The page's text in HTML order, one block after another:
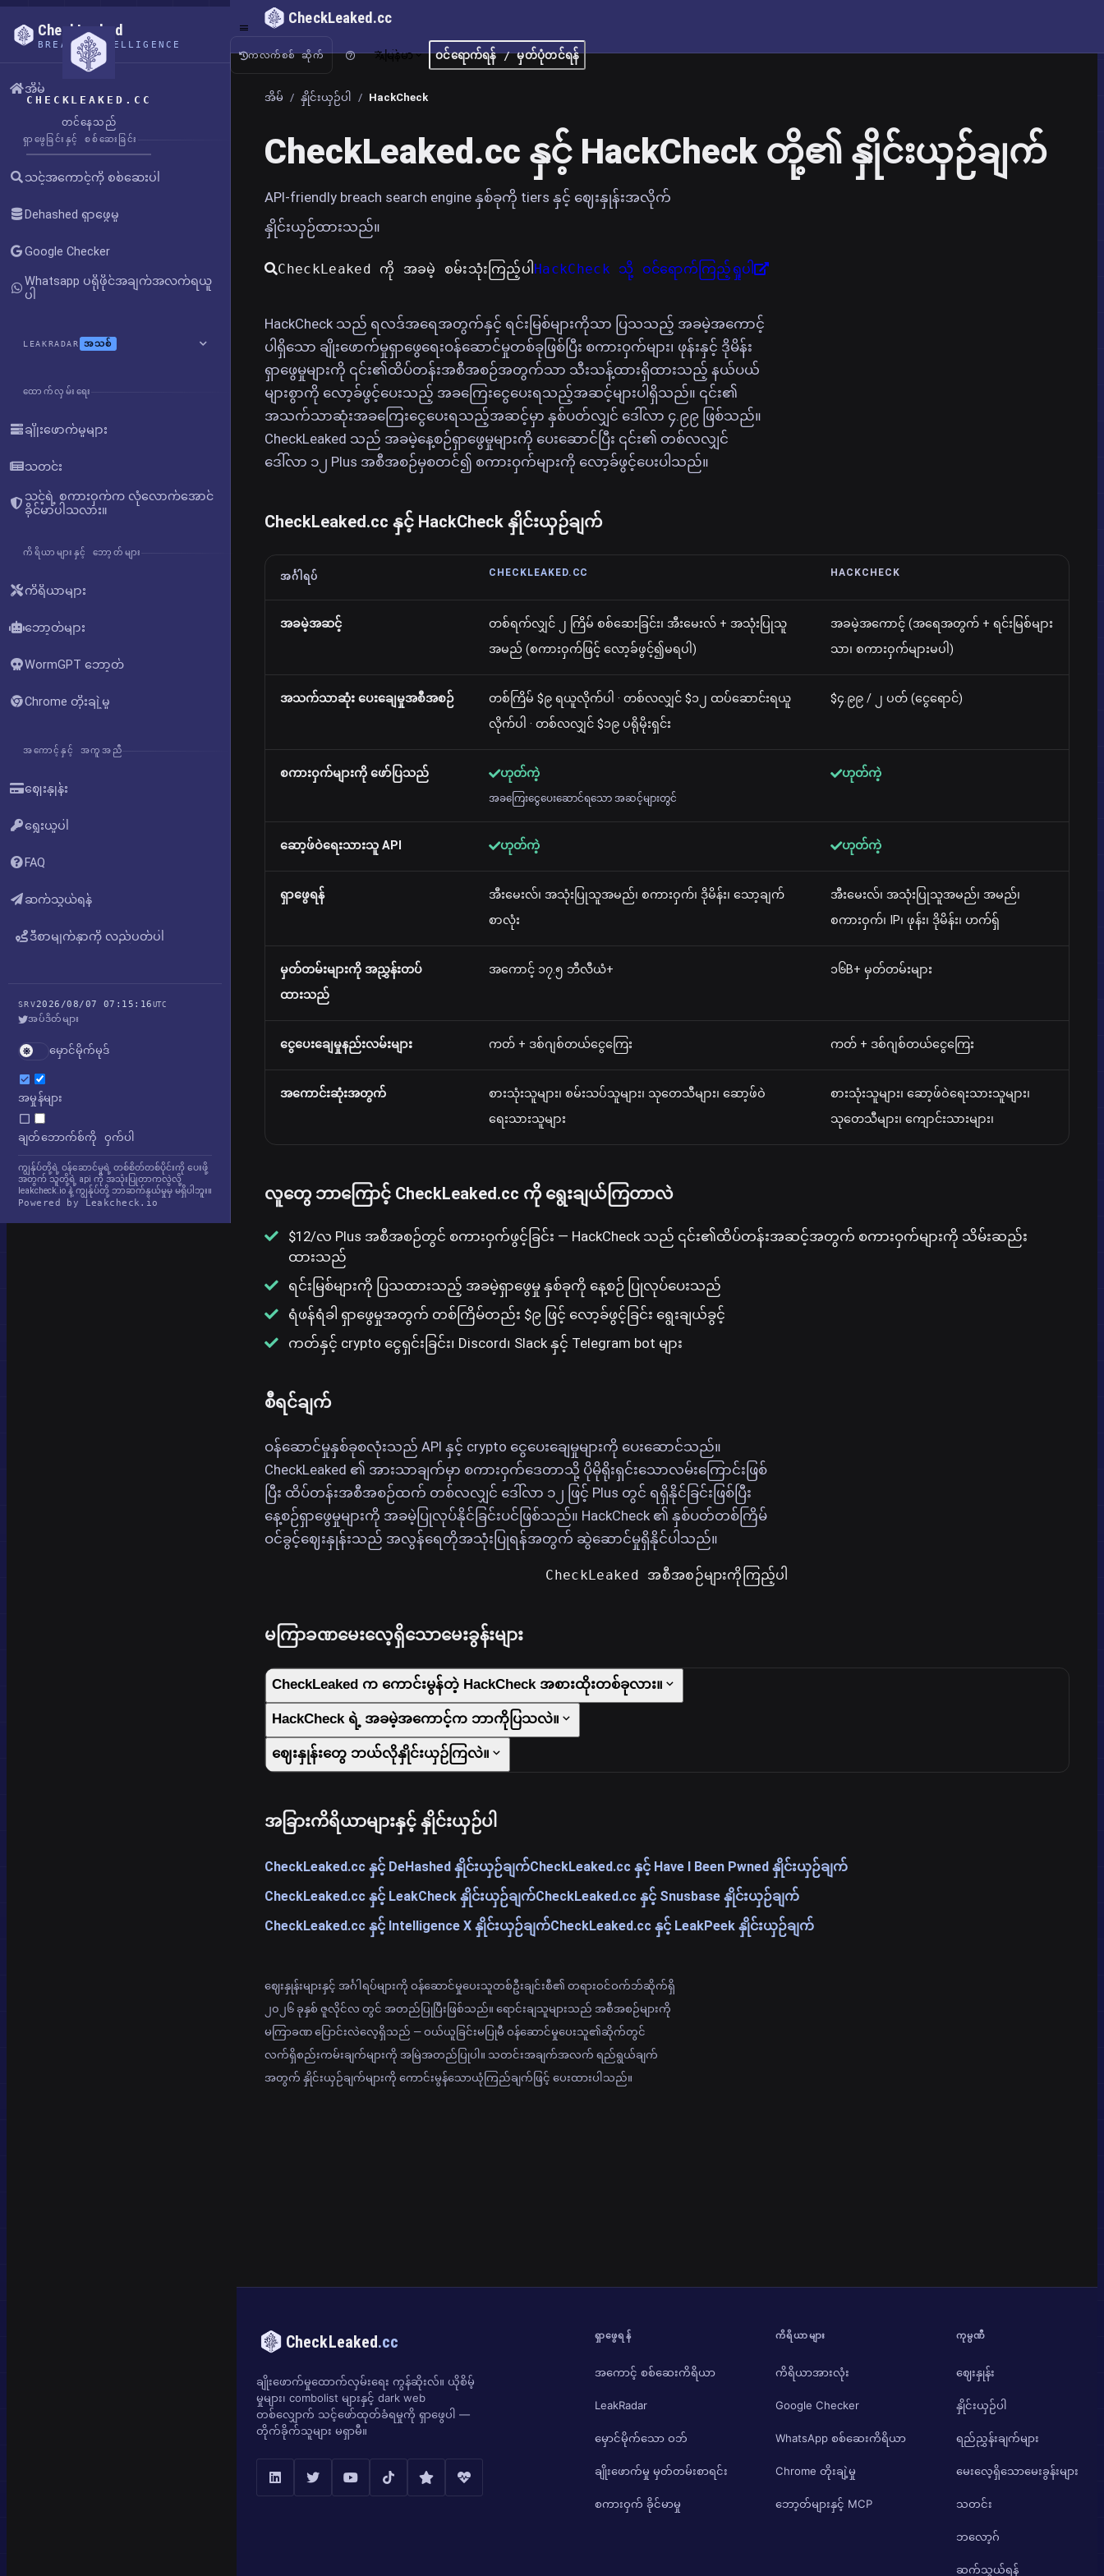
CHECKLEAKED.CC
တင်နေသည်
CheckLeaked
BREACH INTELLIGENCE
အိမ်
ရှာဖွေခြင်းနှင့် စစ်ဆေးခြင်း
သင့်အကောင့်ကို စစ်ဆေးပါ
Dehashed ရှာဖွေမှု
Google Checker
Whatsapp ပရိုဖိုင်အချက်အလက်ရယူ
ပါ
LEAKRADAR အသစ်
ထောက်လှမ်းရေး
ချိုးဖောက်မှုများ
သတင်း
သင့်ရဲ့ စကားဝှက်က လုံလောက်အောင်
ခိုင်မာပါသလား။
ကိရိယာများနှင့် ဘော့တ်များ
ကိရိယာများ
ဘော့တ်များ
WormGPT ဘော့တ်
Chrome တိုးချဲ့မှု
အကောင့်နှင့် အကူအညီ
ဈေးနှုန်း
ရွေးယူပါ
FAQ
ဆက်သွယ်ရန်
ဒီစာမျက်နှာကို လည်ပတ်ပါ
SRV2026/08/07 07:15:16UTC
အပ်ဒိတ်များ
မှောင်မိုက်မုဒ်
အမှုန်များ
ချတ်ဘောက်စ်ကို ဝှက်ပါ
ကျွန်ုပ်တို့ရဲ့ ဝန်ဆောင်မှုရဲ့ တစ်စိတ်တစ်ပိုင်းကို ပေးဖို့
အတွက် သူတို့ရဲ့ api ကို အသုံးပြုတာကလွဲလို့
leakcheck.io နဲ့ ကျွန်ုပ်တို့ ဘာဆက်နွယ်မှုမှ မရှိပါဘူး။
Powered by Leakcheck.io
CheckLeaked.cc
ကလက်စစ် ဆိုက် မြန်မာ ဝင်ရောက်ရန် / မှတ်ပုံတင်ရန်
အိမ် / နှိုင်းယှဉ်ပါ / HackCheck
CheckLeaked.cc နှင့် HackCheck တို့၏ နှိုင်းယှဉ်ချက်
API-friendly breach search engine နှစ်ခုကို tiers နှင့် ဈေးနှုန်းအလိုက်
နှိုင်းယှဉ်ထားသည်။
CheckLeaked ကို အခမဲ့ စမ်းသုံးကြည့်ပါ HackCheck သို့ ဝင်ရောက်ကြည့်ရှုပါ
HackCheck သည် ရလဒ်အရေအတွက်နှင့် ရင်းမြစ်များကိုသာ ပြသသည့် အခမဲ့အကောင့်
ပါရှိသော ချိုးဖောက်မှုရှာဖွေရေးဝန်ဆောင်မှုတစ်ခုဖြစ်ပြီး စကားဝှက်များ၊ ဖုန်းနှင့် ဒိုမိန်း
ရှာဖွေမှုများကို ၎င်း၏ထိပ်တန်းအစီအစဉ်အတွက်သာ သီးသန့်ထားရှိထားသည့် နယ်ပယ်
များစွာကို လော့ခ်ဖွင့်ပေးသည့် အခကြေးငွေပေးရသည့်အဆင့်များပါရှိသည်။ ၎င်း၏
အသက်သာဆုံးအခကြေးငွေပေးရသည့်အဆင့်မှာ နှစ်ပတ်လျှင် ဒေါ်လာ ၄.၉၉ ဖြစ်သည်။
CheckLeaked သည် အခမဲ့နေ့စဉ်ရှာဖွေမှုများကို ပေးဆောင်ပြီး ၎င်း၏ တစ်လလျှင်
ဒေါ်လာ ၁၂ Plus အစီအစဉ်မှစတင်၍ စကားဝှက်များကို လော့ခ်ဖွင့်ပေးပါသည်။
CheckLeaked.cc နှင့် HackCheck နှိုင်းယှဉ်ချက်
အင်္ဂါရပ် CHECKLEAKED.CC HACKCHECK
အခမဲ့အဆင့်
တစ်ရက်လျှင် ၂ ကြိမ် စစ်ဆေးခြင်း၊ အီးမေးလ် + အသုံးပြုသူ
အမည် (စကားဝှက်ဖြင့် လော့ခ်ဖွင့်၍မရပါ)
အခမဲ့အကောင့် (အရေအတွက် + ရင်းမြစ်များ
သာ၊ စကားဝှက်များမပါ)
အသက်သာဆုံး ပေးချေမှုအစီအစဉ်
တစ်ကြိမ် $၉ ရယူလိုက်ပါ · တစ်လလျှင် $၁၂ ထပ်ဆောင်းရယူ
လိုက်ပါ · တစ်လလျှင် $၁၉ ပရိုမိုးရှင်း
$၄.၉၉ / ၂ ပတ် (ငွေရောင်)
စကားဝှက်များကို ဖော်ပြသည် ဟုတ်ကဲ့
အခကြေးငွေပေးဆောင်ရသော အဆင့်များတွင်
ဟုတ်ကဲ့
ဆော့ဖ်ဝဲရေးသားသူ API ဟုတ်ကဲ့ ဟုတ်ကဲ့
ရှာဖွေရန်
အီးမေးလ်၊ အသုံးပြုသူအမည်၊ စကားဝှက်၊ ဒိုမိန်း၊ သော့ချက်
စာလုံး
အီးမေးလ်၊ အသုံးပြုသူအမည်၊ အမည်၊
စကားဝှက်၊ IP၊ ဖုန်း၊ ဒိုမိန်း၊ ဟက်ရှ်
မှတ်တမ်းများကို အညွှန်းတပ်
ထားသည်
အကောင့် ၁၇.၅ ဘီလီယံ+ ၁၆B+ မှတ်တမ်းများ
ငွေပေးချေမှုနည်းလမ်းများ ကတ် + ဒစ်ဂျစ်တယ်ငွေကြေး ကတ် + ဒစ်ဂျစ်တယ်ငွေကြေး
အကောင်းဆုံးအတွက်
စားသုံးသူများ၊ စမ်းသပ်သူများ၊ သုတေသီများ၊ ဆော့ဖ်ဝဲ
ရေးသားသူများ
စားသုံးသူများ၊ ဆော့ဖ်ဝဲရေးသားသူများ၊
သုတေသီများ၊ ကျောင်းသားများ၊
လူတွေ ဘာကြောင့် CheckLeaked.cc ကို ရွေးချယ်ကြတာလဲ
$12/လ Plus အစီအစဉ်တွင် စကားဝှက်ဖွင့်ခြင်း — HackCheck သည် ၎င်း၏ထိပ်တန်းအဆင့်အတွက် စကားဝှက်များကို သိမ်းဆည်း
ထားသည်
ရင်းမြစ်များကို ပြသထားသည့် အခမဲ့ရှာဖွေမှု နှစ်ခုကို နေ့စဉ် ပြုလုပ်ပေးသည်
ရံဖန်ရံခါ ရှာဖွေမှုအတွက် တစ်ကြိမ်တည်း $၉ ဖြင့် လော့ခ်ဖွင့်ခြင်း ရွေးချယ်ခွင့်
ကတ်နှင့် crypto ငွေရှင်းခြင်း၊ Discord၊ Slack နှင့် Telegram bot များ
စီရင်ချက်
ဝန်ဆောင်မှုနှစ်ခုစလုံးသည် API နှင့် crypto ငွေပေးချေမှုများကို ပေးဆောင်သည်။
CheckLeaked ၏ အားသာချက်မှာ စကားဝှက်ဒေတာသို့ ပိုမိုရိုးရှင်းသောလမ်းကြောင်းဖြစ်
ပြီး ထိပ်တန်းအစီအစဉ်ထက် တစ်လလျှင် ဒေါ်လာ ၁၂ ဖြင့် Plus တွင် ရရှိနိုင်ခြင်းဖြစ်ပြီး
နေ့စဉ်ရှာဖွေမှုများကို အခမဲ့ပြုလုပ်နိုင်ခြင်းပင်ဖြစ်သည်။ HackCheck ၏ နှစ်ပတ်တစ်ကြိမ်
ဝင်ခွင့်ဈေးနှုန်းသည် အလွန်ရေတိုအသုံးပြုရန်အတွက် ဆွဲဆောင်မှုရှိနိုင်ပါသည်။
CheckLeaked အစီအစဉ်များကိုကြည့်ပါ
မကြာခဏမေးလေ့ရှိသောမေးခွန်းများ
CheckLeaked က ကောင်းမွန်တဲ့ HackCheck အစားထိုးတစ်ခုလား။
HackCheck ရဲ့ အခမဲ့အကောင့်က ဘာကိုပြသလဲ။
ဈေးနှုန်းတွေ ဘယ်လိုနှိုင်းယှဉ်ကြလဲ။
အခြားကိရိယာများနှင့် နှိုင်းယှဉ်ပါ
CheckLeaked.cc နှင့် DeHashed နှိုင်းယှဉ်ချက်CheckLeaked.cc နှင့် Have I Been Pwned နှိုင်းယှဉ်ချက်
CheckLeaked.cc နှင့် LeakCheck နှိုင်းယှဉ်ချက်CheckLeaked.cc နှင့် Snusbase နှိုင်းယှဉ်ချက်
CheckLeaked.cc နှင့် Intelligence X နှိုင်းယှဉ်ချက်CheckLeaked.cc နှင့် LeakPeek နှိုင်းယှဉ်ချက်
ဈေးနှုန်းများနှင့် အင်္ဂါရပ်များကို ဝန်ဆောင်မှုပေးသူတစ်ဦးချင်းစီ၏ တရားဝင်ဝက်ဘ်ဆိုက်ရှိ
၂၀၂၆ ခုနှစ် ဇူလိုင်လ တွင် အတည်ပြုပြီးဖြစ်သည်။ ရောင်းချသူများသည် အစီအစဉ်များကို
မကြာခဏ ပြောင်းလဲလေ့ရှိသည် — ဝယ်ယူခြင်းမပြုမီ ဝန်ဆောင်မှုပေးသူ၏ဆိုက်တွင်
လက်ရှိစည်းကမ်းချက်များကို အမြဲအတည်ပြုပါ။ သတင်းအချက်အလက် ရည်ရွယ်ချက်
အတွက် နှိုင်းယှဉ်ချက်များကို ကောင်းမွန်သောယုံကြည်ချက်ဖြင့် ပေးထားပါသည်။
CheckLeaked.cc
ချိုးဖောက်မှုထောက်လှမ်းရေး ကွန်ဆိုးလ်။ ယိုစိမ့်
မှုများ၊ combolist များနှင့် dark web
တစ်လျှောက် သင့်ဖော်ထုတ်ခံရမှုကို ရှာဖွေပါ —
တိုက်ခိုက်သူများ မရှာမီ။
ရှာဖွေရန်
အကောင့် စစ်ဆေးကိရိယာ
LeakRadar
မှောင်မိုက်သော ဝဘ်
ချိုးဖောက်မှု မှတ်တမ်းစာရင်း
စကားဝှက် ခိုင်မာမှု
ကိရိယာများ
ကိရိယာအားလုံး
Google Checker
WhatsApp စစ်ဆေးကိရိယာ
Chrome တိုးချဲ့မှု
ဘော့တ်များနှင့် MCP
ကုမ္ပဏီ
ဈေးနှုန်း
နှိုင်းယှဉ်ပါ
ရည်ညွှန်းချက်များ
မေးလေ့ရှိသောမေးခွန်းများ
သတင်း
ဘလော့ဂ်
ဆက်သွယ်ရန်